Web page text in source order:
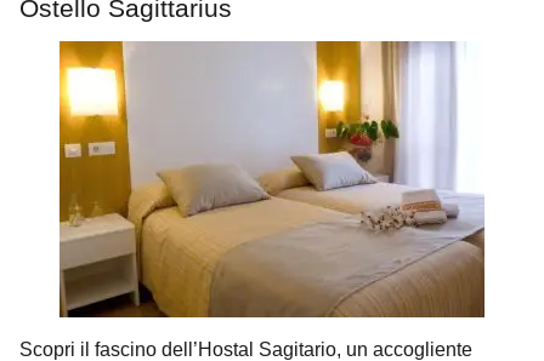
Ostello Sagittarius
Scopri il fascino dell’Hostal Sagitario, un accogliente